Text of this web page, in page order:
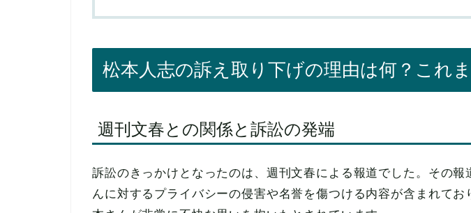
松本人志の訴え取り下げの理由は何？これ
週刊文春との関係と訴訟の発端
訴訟のきっかけとなったのは、週刊文春による報道でした。その報
んに対するプライバシーの侵害や名誉を傷つける内容が含まれてお